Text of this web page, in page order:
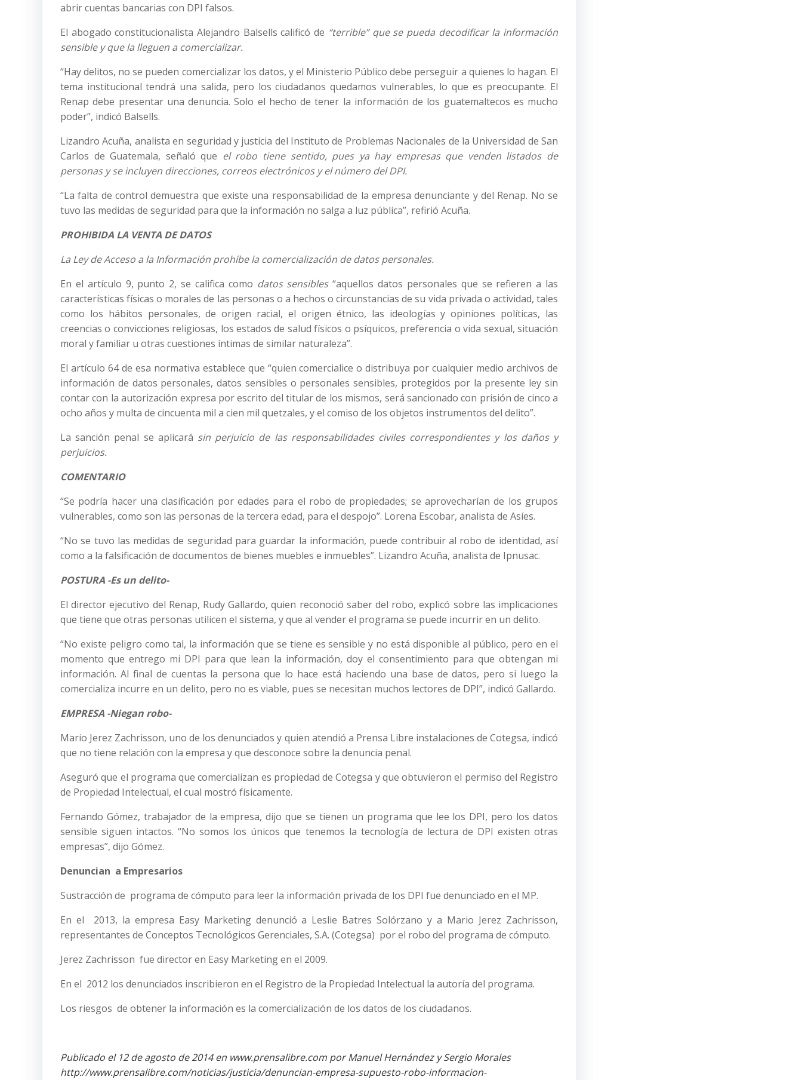
abrir cuentas bancarias con DPI falsos.
El abogado constitucionalista Alejandro Balsells calificó de “terrible” que se pueda decodificar la información
sensible y que la lleguen a comercializar.
“Hay delitos, no se pueden comercializar los datos, y el Ministerio Público debe perseguir a quienes lo hagan. El
tema institucional tendrá una salida, pero los ciudadanos quedamos vulnerables, lo que es preocupante. El
Renap debe presentar una denuncia. Solo el hecho de tener la información de los guatemaltecos es mucho
poder”, indicó Balsells.
Lizandro Acuña, analista en seguridad y justicia del Instituto de Problemas Nacionales de la Universidad de San
Carlos de Guatemala, señaló que el robo tiene sentido, pues ya hay empresas que venden listados de
personas y se incluyen direcciones, correos electrónicos y el número del DPI.
“La falta de control demuestra que existe una responsabilidad de la empresa denunciante y del Renap. No se
tuvo las medidas de seguridad para que la información no salga a luz pública”, refirió Acuña.
PROHIBIDA LA VENTA DE DATOS
La Ley de Acceso a la Información prohíbe la comercialización de datos personales.
En el artículo 9, punto 2, se califica como datos sensibles“aquellos datos personales que se refieren a las
características físicas o morales de las personas o a hechos o circunstancias de su vida privada o actividad, tales
como los hábitos personales, de origen racial, el origen étnico, las ideologías y opiniones políticas, las
creencias o convicciones religiosas, los estados de salud físicos o psíquicos, preferencia o vida sexual, situación
moral y familiar u otras cuestiones íntimas de similar naturaleza”.
El artículo 64 de esa normativa establece que “quien comercialice o distribuya por cualquier medio archivos de
información de datos personales, datos sensibles o personales sensibles, protegidos por la presente ley sin
contar con la autorización expresa por escrito del titular de los mismos, será sancionado con prisión de cinco a
ocho años y multa de cincuenta mil a cien mil quetzales, y el comiso de los objetos instrumentos del delito”.
La sanción penal se aplicará sin perjuicio de las responsabilidades civiles correspondientes y los daños y
perjuicios.
COMENTARIO
“Se podría hacer una clasificación por edades para el robo de propiedades; se aprovecharían de los grupos
vulnerables, como son las personas de la tercera edad, para el despojo”. Lorena Escobar, analista de Asíes.
“No se tuvo las medidas de seguridad para guardar la información, puede contribuir al robo de identidad, así
como a la falsificación de documentos de bienes muebles e inmuebles”. Lizandro Acuña, analista de Ipnusac.
POSTURA -Es un delito-
El director ejecutivo del Renap, Rudy Gallardo, quien reconoció saber del robo, explicó sobre las implicaciones
que tiene que otras personas utilicen el sistema, y que al vender el programa se puede incurrir en un delito.
“No existe peligro como tal, la información que se tiene es sensible y no está disponible al público, pero en el
momento que entrego mi DPI para que lean la información, doy el consentimiento para que obtengan mi
información. Al final de cuentas la persona que lo hace está haciendo una base de datos, pero si luego la
comercializa incurre en un delito, pero no es viable, pues se necesitan muchos lectores de DPI”, indicó Gallardo.
EMPRESA -Niegan robo-
Mario Jerez Zachrisson, uno de los denunciados y quien atendió a Prensa Libre instalaciones de Cotegsa, indicó
que no tiene relación con la empresa y que desconoce sobre la denuncia penal.
Aseguró que el programa que comercializan es propiedad de Cotegsa y que obtuvieron el permiso del Registro
de Propiedad Intelectual, el cual mostró físicamente.
Fernando Gómez, trabajador de la empresa, dijo que se tienen un programa que lee los DPI, pero los datos
sensible siguen intactos. “No somos los únicos que tenemos la tecnología de lectura de DPI existen otras
empresas”, dijo Gómez.
Denuncian a Empresarios
Sustracción de programa de cómputo para leer la información privada de los DPI fue denunciado en el MP.
En el 2013, la empresa Easy Marketing denunció a Leslie Batres Solórzano y a Mario Jerez Zachrisson,
representantes de Conceptos Tecnológicos Gerenciales, S.A. (Cotegsa) por el robo del programa de cómputo.
Jerez Zachrisson fue director en Easy Marketing en el 2009.
En el 2012 los denunciados inscribieron en el Registro de la Propiedad Intelectual la autoría del programa.
Los riesgos de obtener la información es la comercialización de los datos de los ciudadanos.
Publicado el 12 de agosto de 2014 en www.prensalibre.com por Manuel Hernández y Sergio Morales
http://www.prensalibre.com/noticias/justicia/denuncian-empresa-supuesto-robo-informacion-